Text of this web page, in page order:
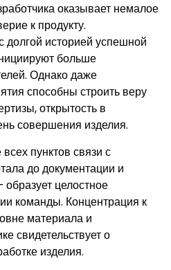
оказывает немалое
к продукту.
историей успешной
больше
Однако даже
способны строить веру
открытость в
совершения изделия.
пунктов связи с
до документации и
целостное
команды. Концентрация к
материала и
свидетельствует о
изделия.